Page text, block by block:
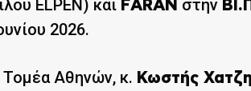
ELPEN) και FARAN στην
2026.
Τομέα Αθηνών, κ. Κωστής